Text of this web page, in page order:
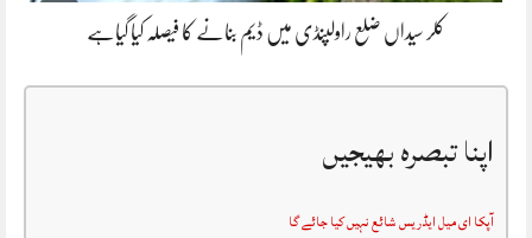
کلر سیداں ضلع راولپنڈی میں ڈیم بنانے کا فیصلہ کیا گیاہے
اپنا تبصرہ بھیجیں
آپکا ای میل ایڈریس شائع نہیں کیا جائے گا